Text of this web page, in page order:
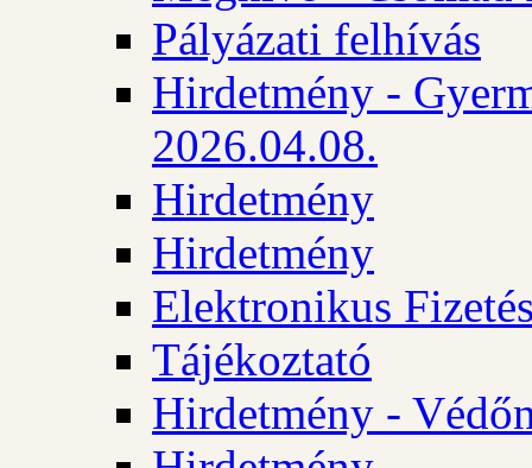
Pályázati felhívás
Hirdetmény -
2026.04.08.
Hirdetmény
Hirdetmény
Elektronikus
Tájékoztató
Hirdetmény -